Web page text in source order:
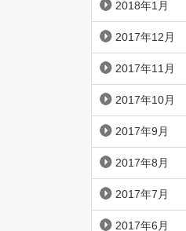
2018年1月
2017年12月
2017年11月
2017年10月
2017年9月
2017年8月
2017年7月
2017年6月